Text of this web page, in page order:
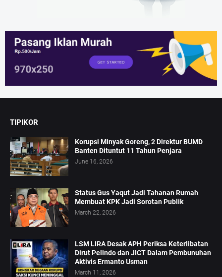
TIPIKOR
Korupsi Minyak Goreng, 2 Direktur BUMD
Banten Dituntut 11 Tahun Penjara
June 16, 2026
Status Gus Yaqut Jadi Tahanan Rumah
Membuat KPK Jadi Sorotan Publik
March 22, 2026
LSM LIRA Desak APH Periksa Keterlibatan
Dirut Pelindo dan JICT Dalam Pembunuhan
Aktivis Ermanto Usman
March 11, 2026